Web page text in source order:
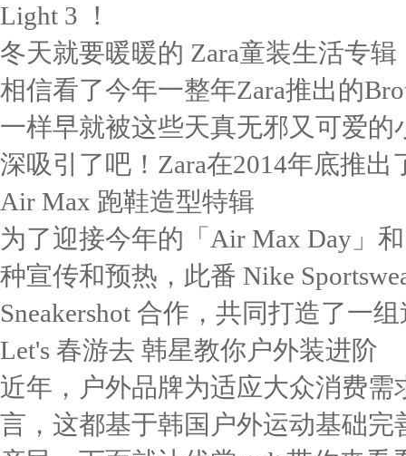
Light 3 ！
冬天就要暖暖的 Zara童装生活专辑
相信看了今年一整年Zara推出的
一样早就被这些天真无邪又可爱
深吸引了吧！Zara在2014年底推出
Air Max 跑鞋造型特辑
为了迎接今年的「Air Max Day」
种宣传和预热，此番 Nike
Sneakershot 合作，共同打造了一
Let's 春游去 韩星教你户外装进阶
近年，户外品牌为适应大众消费
言，这都基于韩国户外运动基础